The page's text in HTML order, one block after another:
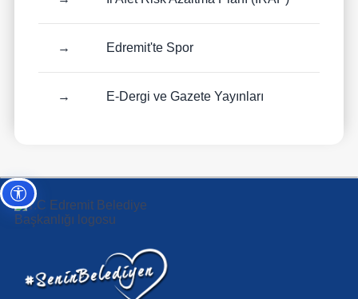
→ Edremit'te Spor
→ E-Dergi ve Gazete Yayınları
Erişilebilirlik ayarları